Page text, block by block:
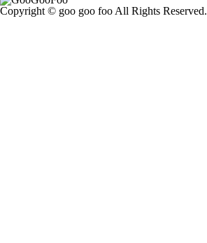
Copyright © goo goo foo All Rights Reserved.